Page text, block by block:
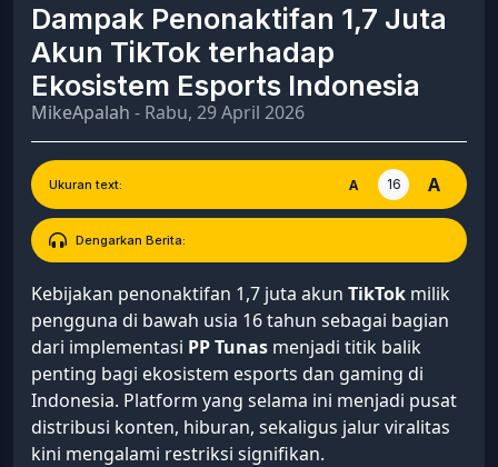
Dampak Penonaktifan 1,7 Juta
Akun TikTok terhadap
Ekosistem Esports Indonesia
MikeApalah - Rabu, 29 April 2026
Ukuran text: A 16 A
Dengarkan Berita:
Kebijakan penonaktifan 1,7 juta akun TikTok milik
pengguna di bawah usia 16 tahun sebagai bagian
dari implementasi PP Tunas menjadi titik balik
penting bagi ekosistem esports dan gaming di
Indonesia. Platform yang selama ini menjadi pusat
distribusi konten, hiburan, sekaligus jalur viralitas
kini mengalami restriksi signifikan.